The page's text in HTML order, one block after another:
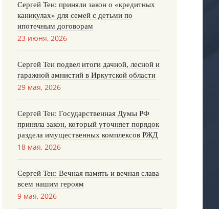
Сергей Тен: приняли закон о «кредитных
каникулах» для семей с детьми по
ипотечным договорам
23 июня, 2026
Сергей Тен подвел итоги дачной, лесной и
гаражной амнистий в Иркутской области
29 мая, 2026
Сергей Тен: Государственная Думы РФ
приняла закон, который уточняет порядок
раздела имущественных комплексов РЖД
18 мая, 2026
Сергей Тен: Вечная память и вечная слава
всем нашим героям
9 мая, 2026